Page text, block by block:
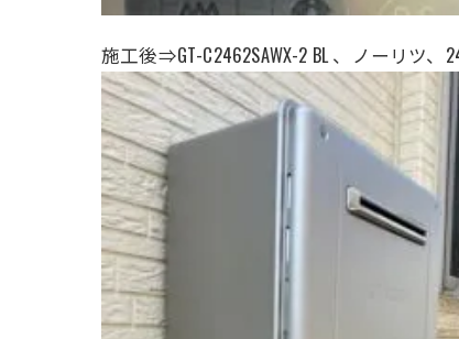
施工後⇒GT-C2462SAWX-2 BL 、ノーリツ